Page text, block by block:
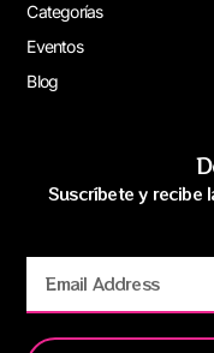
Categorías
Eventos
Blog
Suscríbete y recibe